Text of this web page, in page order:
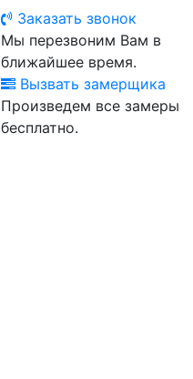
Заказать звонок
Мы перезвоним Вам в
ближайшее время.
Вызвать замерщика
Произведем все замеры
бесплатно.